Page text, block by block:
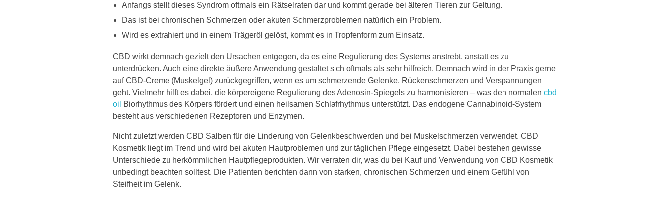
Anfangs stellt dieses Syndrom oftmals ein Rätselraten dar und kommt gerade bei älteren Tieren zur Geltung.
Das ist bei chronischen Schmerzen oder akuten Schmerzproblemen natürlich ein Problem.
Wird es extrahiert und in einem Trägeröl gelöst, kommt es in Tropfenform zum Einsatz.
CBD wirkt demnach gezielt den Ursachen entgegen, da es eine Regulierung des Systems anstrebt, anstatt es zu
unterdrücken. Auch eine direkte äußere Anwendung gestaltet sich oftmals als sehr hilfreich. Demnach wird in der Praxis gerne
auf CBD-Creme (Muskelgel) zurückgegriffen, wenn es um schmerzende Gelenke, Rückenschmerzen und Verspannungen
geht. Vielmehr hilft es dabei, die körpereigene Regulierung des Adenosin-Spiegels zu harmonisieren – was den normalencbd
oil
Biorhythmus des Körpers fördert und einen heilsamen Schlafrhythmus unterstützt. Das endogene Cannabinoid-System
besteht aus verschiedenen Rezeptoren und Enzymen.
Nicht zuletzt werden CBD Salben für die Linderung von Gelenkbeschwerden und bei Muskelschmerzen verwendet. CBD
Kosmetik liegt im Trend und wird bei akuten Hautproblemen und zur täglichen Pflege eingesetzt. Dabei bestehen gewisse
Unterschiede zu herkömmlichen Hautpflegeprodukten. Wir verraten dir, was du bei Kauf und Verwendung von CBD Kosmetik
unbedingt beachten solltest. Die Patienten berichten dann von starken, chronischen Schmerzen und einem Gefühl von
Steifheit im Gelenk.